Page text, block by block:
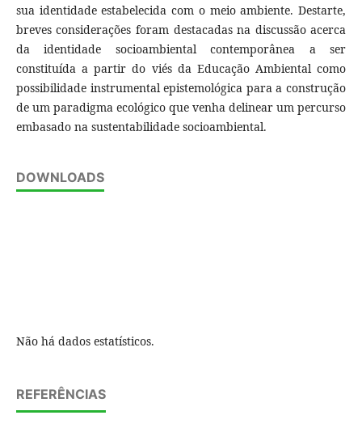
sua identidade estabelecida com o meio ambiente. Destarte,
breves considerações foram destacadas na discussão acerca
da identidade socioambiental contemporânea a ser
constituída a partir do viés da Educação Ambiental como
possibilidade instrumental epistemológica para a construção
de um paradigma ecológico que venha delinear um percurso
embasado na sustentabilidade socioambiental.
DOWNLOADS
Não há dados estatísticos.
REFERÊNCIAS